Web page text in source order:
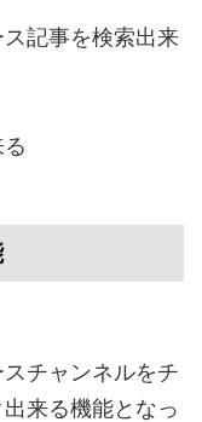
記事を検索出来
チャンネルをチ
来る機能となっ